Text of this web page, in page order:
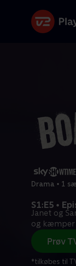
Drama • 1
S1:E5 •
Janet og
og kæmper
Prøv
*tilkøbes til